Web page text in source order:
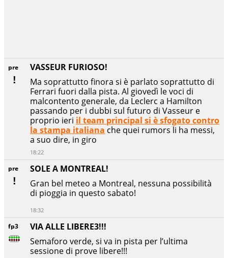
fp3
VIA ALLE LIBERE3!!!
Semaforo verde, si va in pista per l’ultima
sessione di prove libere!!!
pre
SOLE A MONTREAL!
Gran bel meteo a Montreal, nessuna possibilità
di pioggia in questo sabato!
18:32
pre
VASSEUR FURIOSO!
Ma soprattutto finora si è parlato soprattutto di
Ferrari fuori dalla pista. Al giovedì le voci di
malcontento generale, da Leclerc a Hamilton
passando per i dubbi sul futuro di Vasseur e
proprio ieri il team principal si è sfogato contro
la stampa italiana che quei rumors li ha messi,
a suo dire, in giro
18:22